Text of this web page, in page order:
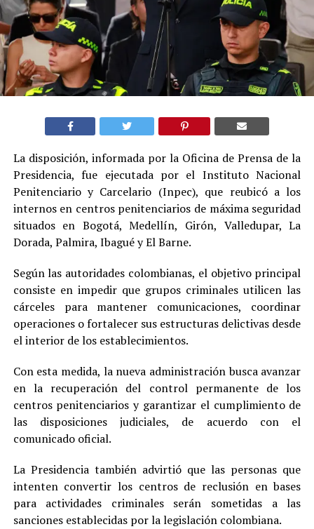
La disposición, informada por la Oficina de Prensa de la
Presidencia, fue ejecutada por el Instituto Nacional
Penitenciario y Carcelario (Inpec), que reubicó a los
internos en centros penitenciarios de máxima seguridad
situados en Bogotá, Medellín, Girón, Valledupar, La
Dorada, Palmira, Ibagué y El Barne.
Según las autoridades colombianas, el objetivo principal
consiste en impedir que grupos criminales utilicen las
cárceles para mantener comunicaciones, coordinar
operaciones o fortalecer sus estructuras delictivas desde
el interior de los establecimientos.
Con esta medida, la nueva administración busca avanzar
en la recuperación del control permanente de los
centros penitenciarios y garantizar el cumplimiento de
las disposiciones judiciales, de acuerdo con el
comunicado oficial.
La Presidencia también advirtió que las personas que
intenten convertir los centros de reclusión en bases
para actividades criminales serán sometidas a las
sanciones establecidas por la legislación colombiana.